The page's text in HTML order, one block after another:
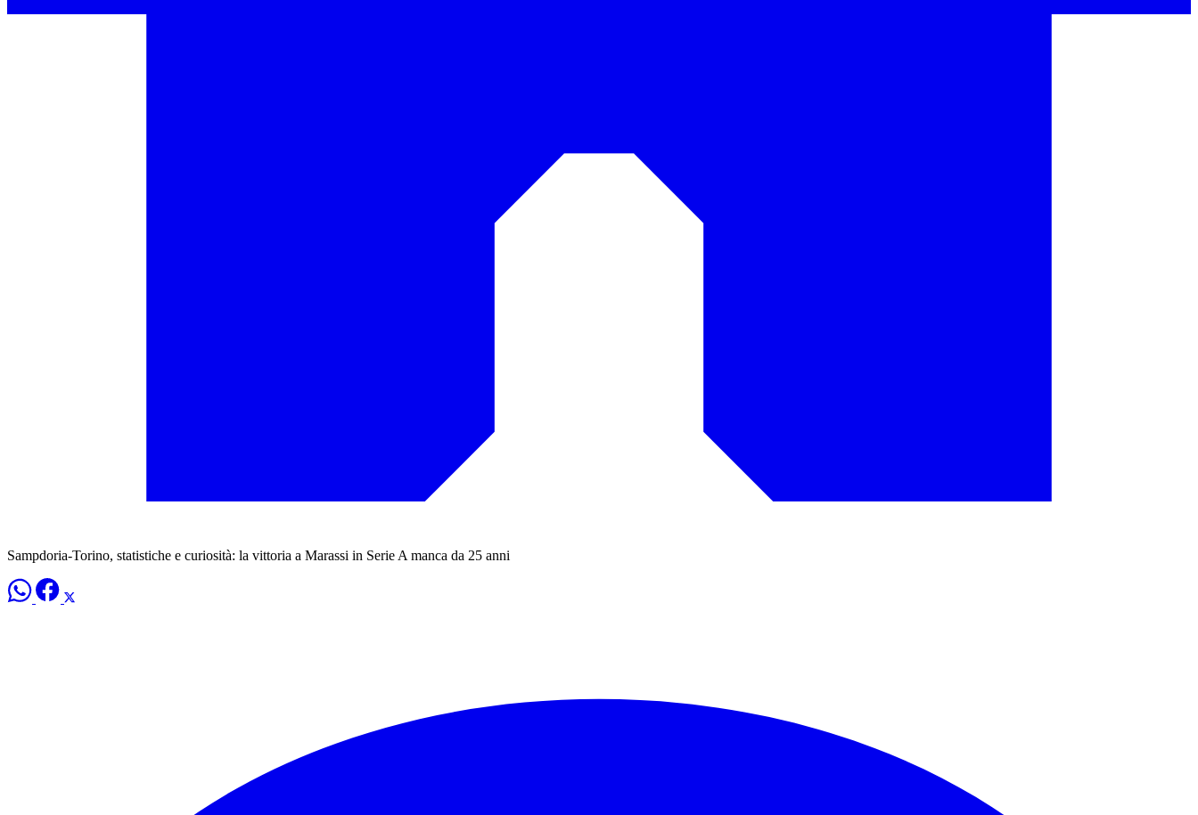
Sampdoria-Torino, statistiche e curiosità: la vittoria a Marassi in Serie A manca da 25 anni